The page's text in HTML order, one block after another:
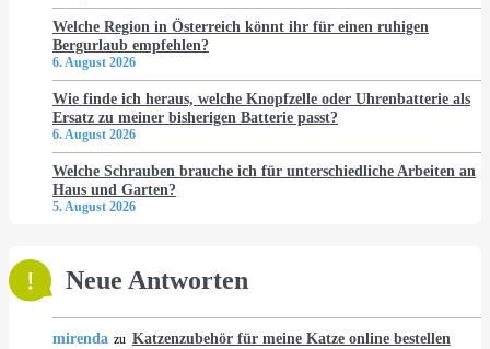
Welche Region in Österreich könnt ihr für einen ruhigen
Bergurlaub empfehlen?
6. August 2026
Wie finde ich heraus, welche Knopfzelle oder Uhrenbatterie als
Ersatz zu meiner bisherigen Batterie passt?
6. August 2026
Welche Schrauben brauche ich für unterschiedliche Arbeiten an
Haus und Garten?
5. August 2026
Neue Antworten
mirenda zu Katzenzubehör für meine Katze online bestellen